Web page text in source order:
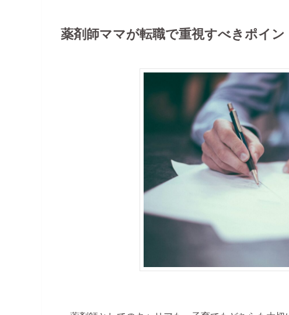
薬剤師ママが転職で重視すべきポイン